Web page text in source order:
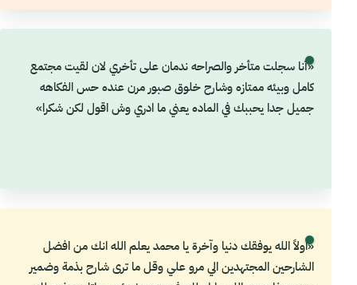
«أنا سجلت متأخر والصراحه ندمان على تأخري لان لقيت مجتمع
كامل وبيئه ممتازه وشارح خلوق صبور مرن عنده حس الفكاهه
جميل جدا يحببك في الماده يعني ما ادري وش اقول لكن شكرا»
«اولاً الله يوفقك دنيا وآخرة يا محمد يعلم الله انك من افضل
الشارحين المجتهدين الي مرو علي وقل ما ترى شارح بذمة وضمير